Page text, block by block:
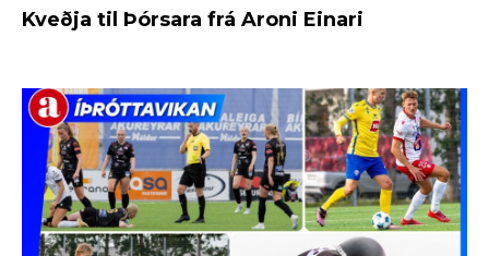
Kveðja til Þórsara frá Aroni Einari